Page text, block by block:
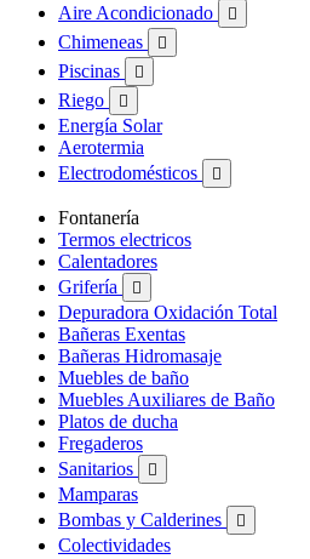
Aire Acondicionado 
Chimeneas 
Piscinas 
Riego 
Energía Solar
Aerotermia
Electrodomésticos

Fontanería
Termos electricos
Calentadores
Grifería

Depuradora Oxidación Total
Bañeras Exentas
Bañeras Hidromasaje
Muebles de baño
Muebles Auxiliares de Baño
Platos de ducha
Fregaderos
Sanitarios

Mamparas
Bombas y Calderines

Colectividades